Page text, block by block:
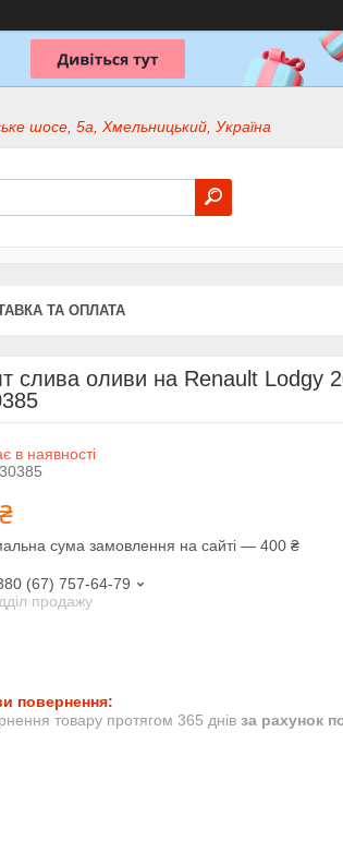
шосе, 5а, Хмельницький, Україна
ТА ОПЛАТА
слива оливи на Renault Lodgy
в наявності
30385
сума замовлення на сайті — 400 ₴
(67) 757-64-79
продажу
товару протягом 365 днів за рахунок